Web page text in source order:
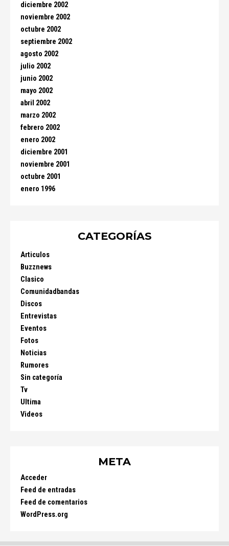
diciembre 2002
noviembre 2002
octubre 2002
septiembre 2002
agosto 2002
julio 2002
junio 2002
mayo 2002
abril 2002
marzo 2002
febrero 2002
enero 2002
diciembre 2001
noviembre 2001
octubre 2001
enero 1996
CATEGORÍAS
Articulos
Buzznews
Clasico
Comunidadbandas
Discos
Entrevistas
Eventos
Fotos
Noticias
Rumores
Sin categoría
Tv
Ultima
Videos
META
Acceder
Feed de entradas
Feed de comentarios
WordPress.org